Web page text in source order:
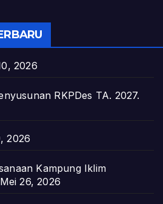
2026
RKPDes TA. 2027.
2026
Kampung Iklim
Mei 26, 2026